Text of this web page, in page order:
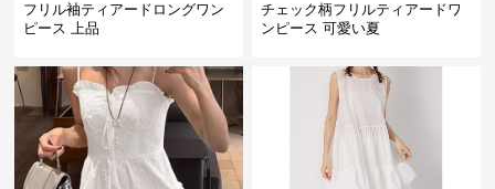
フリル袖ティアードロングワン
ピース 上品
チェック柄フリルティアードワ
ンピース 可愛い夏